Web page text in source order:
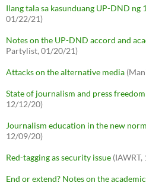
Ilang tala sa kasunduang UP-DND ng
01/22/21)
Notes on the UP-DND accord and
Partylist, 01/20/21)
Attacks on the alternative media
State of journalism and press freedom
12/12/20)
Journalism education in the new
12/09/20)
Red-tagging as security issue
End or extend? Notes on the